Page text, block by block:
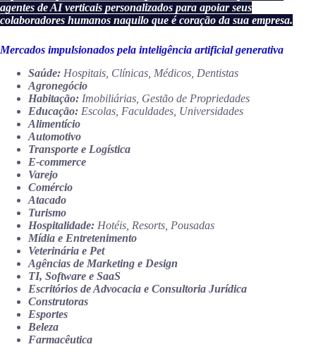
agentes de AI verticais personalizados para apoiar seus
colaboradores humanos naquilo que é coração da sua empresa.
Mercados impulsionados pela inteligência artificial generativa
Saúde: Hospitais, Clínicas, Médicos, Dentistas
Agronegócio
Habitação: Imobiliárias, Gestão de Propriedades
Educação: Escolas, Faculdades, Universidades
Alimentício
Automotivo
Transporte e Logística
E-commerce
Varejo
Comércio
Atacado
Turismo
Hospitalidade: Hotéis, Resorts, Pousadas
Mídia e Entretenimento
Veterinária e Pet
Agências de Marketing e Design
TI, Software e SaaS
Escritórios de Advocacia e Consultoria Jurídica
Construtoras
Esportes
Beleza
Farmacêutica